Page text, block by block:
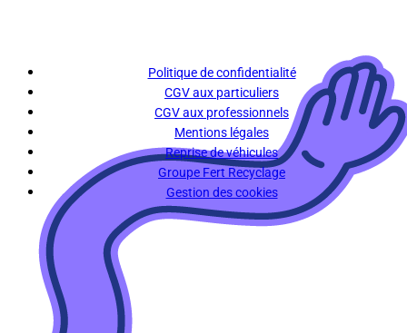
Politique de confidentialité
CGV aux particuliers
CGV aux professionnels
Mentions légales
Reprise de véhicules
Groupe Fert Recyclage
Gestion des cookies